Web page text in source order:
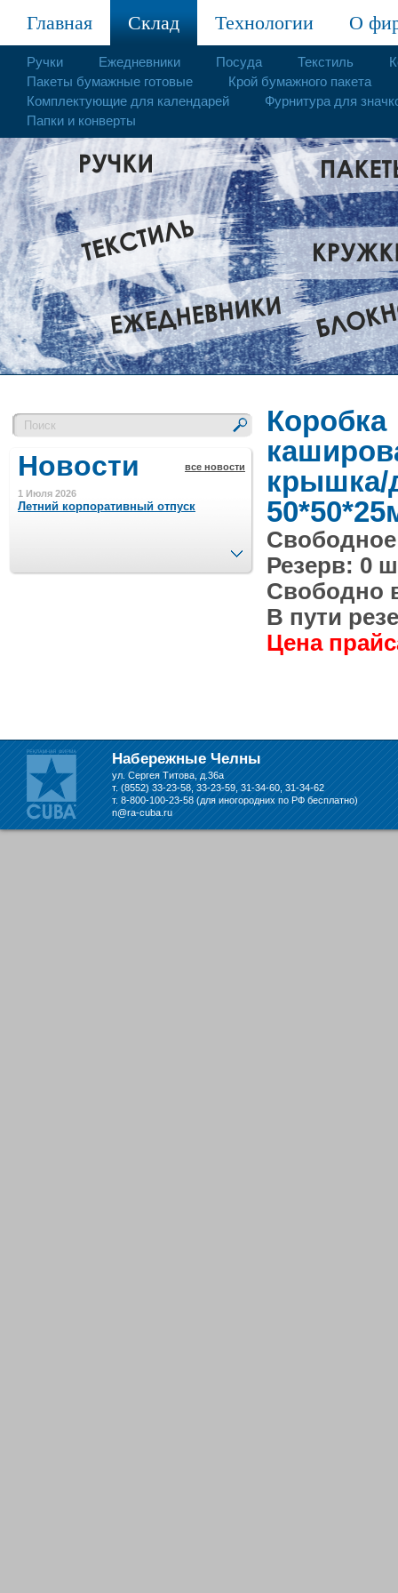
Главная Склад Технологии О
Ручки Ежедневники Посуда Текстиль
Пакеты бумажные готовые
Крой бумажного пакета
Комплектующие для календарей
Фурнитура для
Папки и конверты
Новости все новости
1 Июля 2026
Летний корпоративный отпуск
Минимальная сумма заказа 5000 р.
13 Мая 2019
Лазерная гравировка по кругу в
Набережных Челнах
След.
Коробка
крышка/
Свободное
Резерв: 0
Свободно
В пути
Цена
Набережные Челны
ул. Сергея Титова, д.36а
т. (8552) 33-23-58, 33-23-59, 31-34-60, 31-34-62
т. 8-800-100-23-58 (для иногородних по РФ бесплатно)
n@ra-cuba.ru